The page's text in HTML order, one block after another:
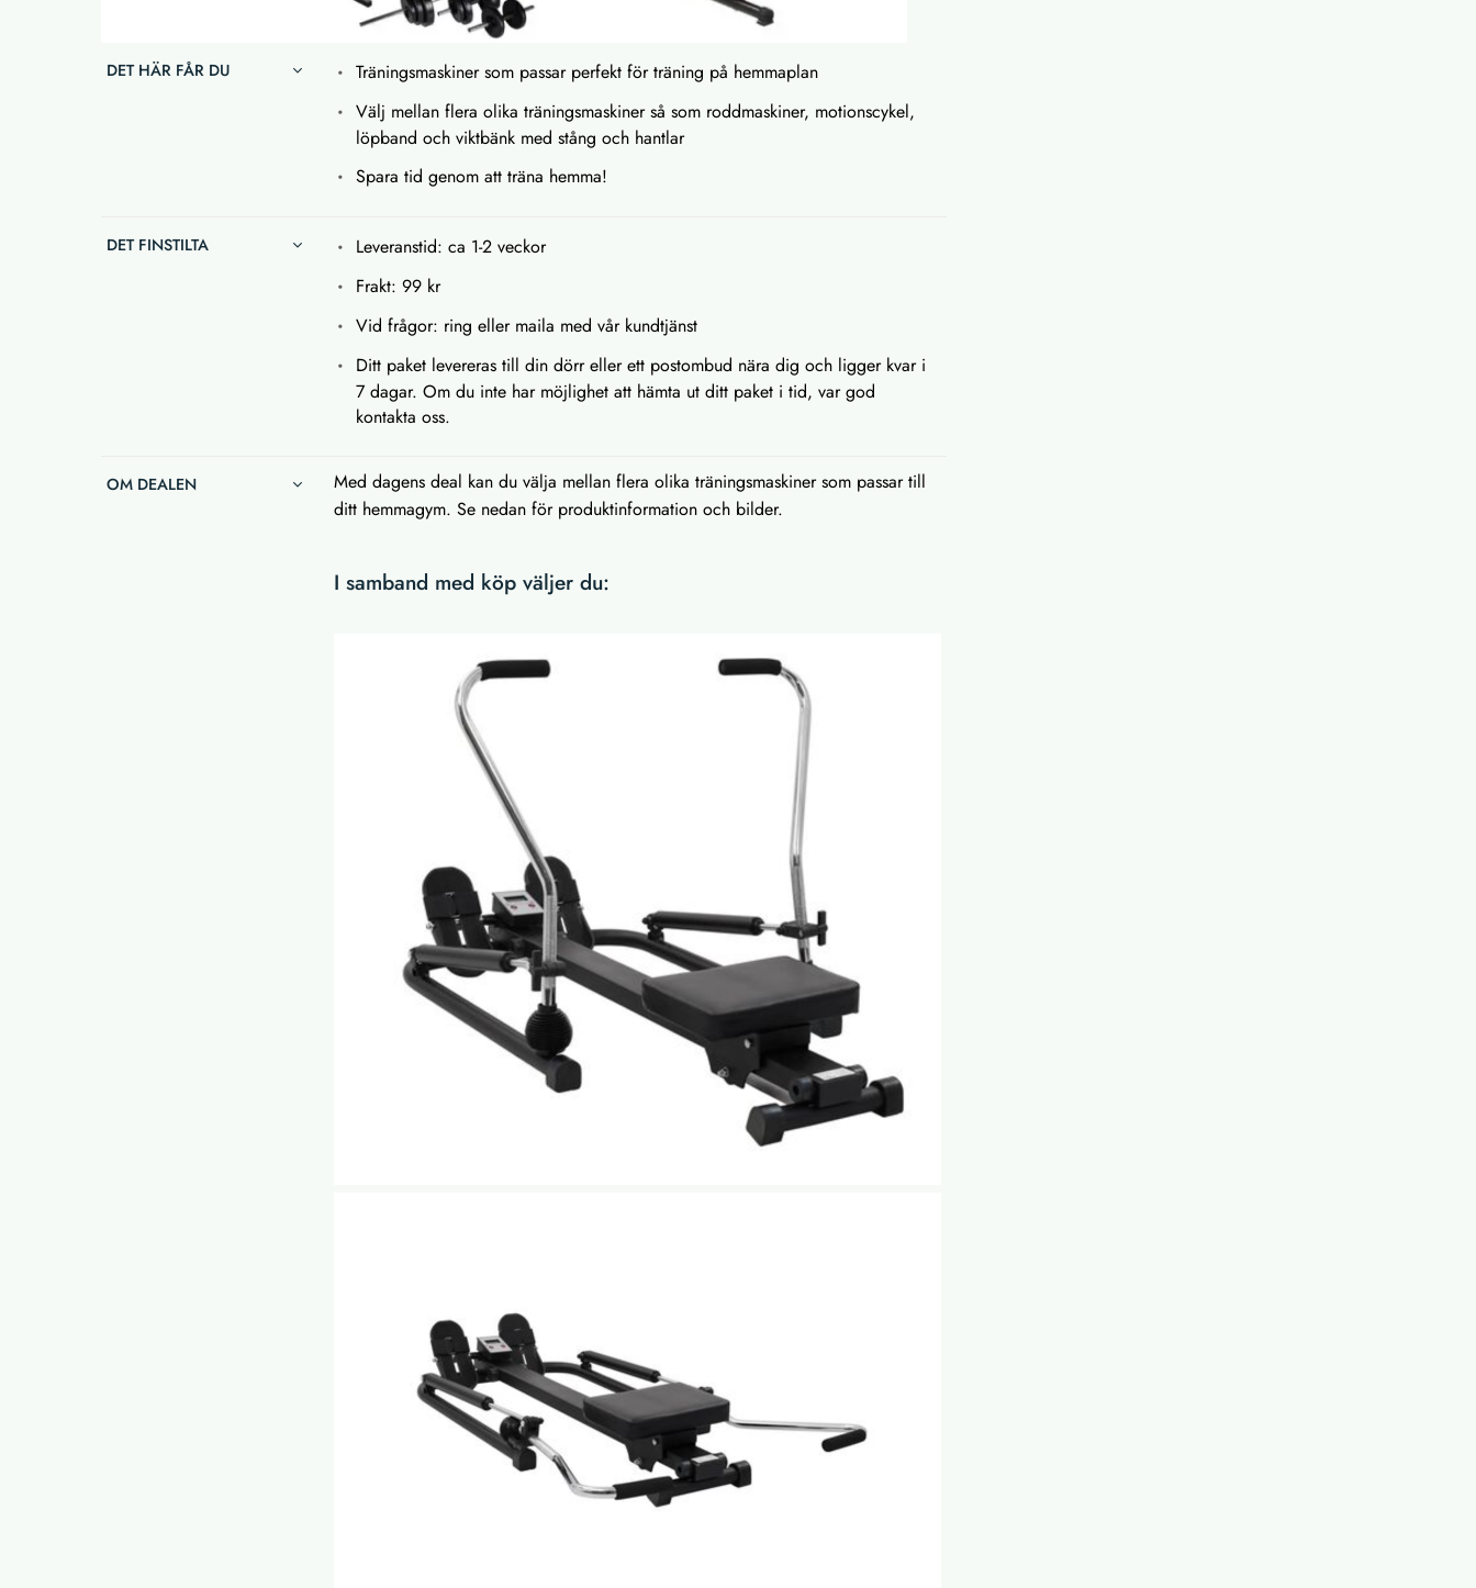
DET HÄR FÅR DU
Träningsmaskiner som passar perfekt för träning på hemmaplan
Välj mellan flera olika träningsmaskiner så som roddmaskiner, motionscykel,
löpband och viktbänk med stång och hantlar
Spara tid genom att träna hemma!
DET FINSTILTA
Leveranstid: ca 1-2 veckor
Frakt: 99 kr
Vid frågor: ring eller maila med vår kundtjänst
Ditt paket levereras till din dörr eller ett postombud nära dig och ligger kvar i
7 dagar. Om du inte har möjlighet att hämta ut ditt paket i tid, var god
kontakta oss.
OM DEALEN
Med dagens deal kan du välja mellan flera olika träningsmaskiner som passar till
ditt hemmagym. Se nedan för produktinformation och bilder.
I samband med köp väljer du: